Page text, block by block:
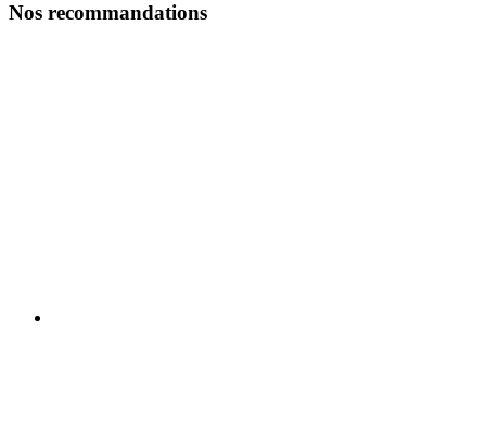
Nos recommandations